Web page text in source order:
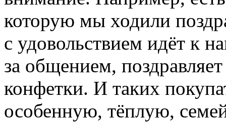
которую мы ходили
с удовольствием идёт к
за общением,
конфетки. И таких
особенную, тёплую,